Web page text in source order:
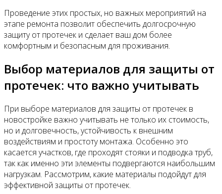
Проведение этих простых, но важных мероприятий на
этапе ремонта позволит обеспечить долгосрочную
защиту от протечек и сделает ваш дом более
комфортным и безопасным для проживания.
Выбор материалов для защиты от
протечек: что важно учитывать
При выборе материалов для защиты от протечек в
новостройке важно учитывать не только их стоимость,
но и долговечность, устойчивость к внешним
воздействиям и простоту монтажа. Особенно это
касается участков, где проходят стояки и подводка труб,
так как именно эти элементы подвергаются наибольшим
нагрузкам. Рассмотрим, какие материалы подойдут для
эффективной защиты от протечек.